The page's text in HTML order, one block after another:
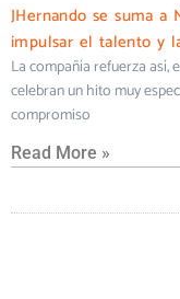
JHernando se suma
impulsar el talento y
La compañía refuerza así,
celebran un hito muy
compromiso
Read More »